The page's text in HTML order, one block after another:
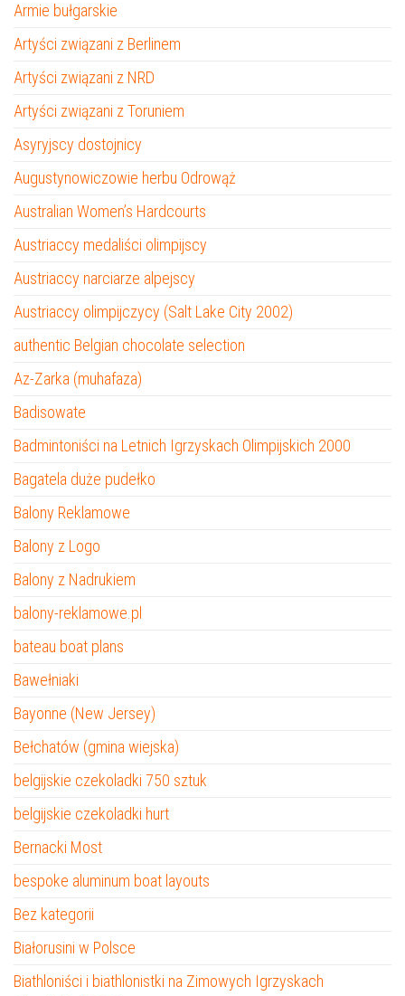
Armie bułgarskie
Artyści związani z Berlinem
Artyści związani z NRD
Artyści związani z Toruniem
Asyryjscy dostojnicy
Augustynowiczowie herbu Odrowąż
Australian Women’s Hardcourts
Austriaccy medaliści olimpijscy
Austriaccy narciarze alpejscy
Austriaccy olimpijczycy (Salt Lake City 2002)
authentic Belgian chocolate selection
Az-Zarka (muhafaza)
Badisowate
Badmintoniści na Letnich Igrzyskach Olimpijskich 2000
Bagatela duże pudełko
Balony Reklamowe
Balony z Logo
Balony z Nadrukiem
balony-reklamowe.pl
bateau boat plans
Bawełniaki
Bayonne (New Jersey)
Bełchatów (gmina wiejska)
belgijskie czekoladki 750 sztuk
belgijskie czekoladki hurt
Bernacki Most
bespoke aluminum boat layouts
Bez kategorii
Białorusini w Polsce
Biathloniści i biathlonistki na Zimowych Igrzyskach